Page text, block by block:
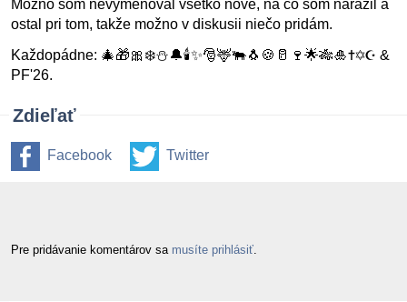
Možno som nevymenoval všetko nové, na čo som narazil a
ostal pri tom, takže možno v diskusii niečo pridám.
Každopádne: 🎄🎁🎀❄️⛄🔔🕯️✨🎅🦌🐃🐧🍪🥛🍷🌟🎋🎍✝️✡️☪️ &
PF'26.
Zdieľať
Facebook Twitter
Pre pridávanie komentárov sa musíte prihlásiť